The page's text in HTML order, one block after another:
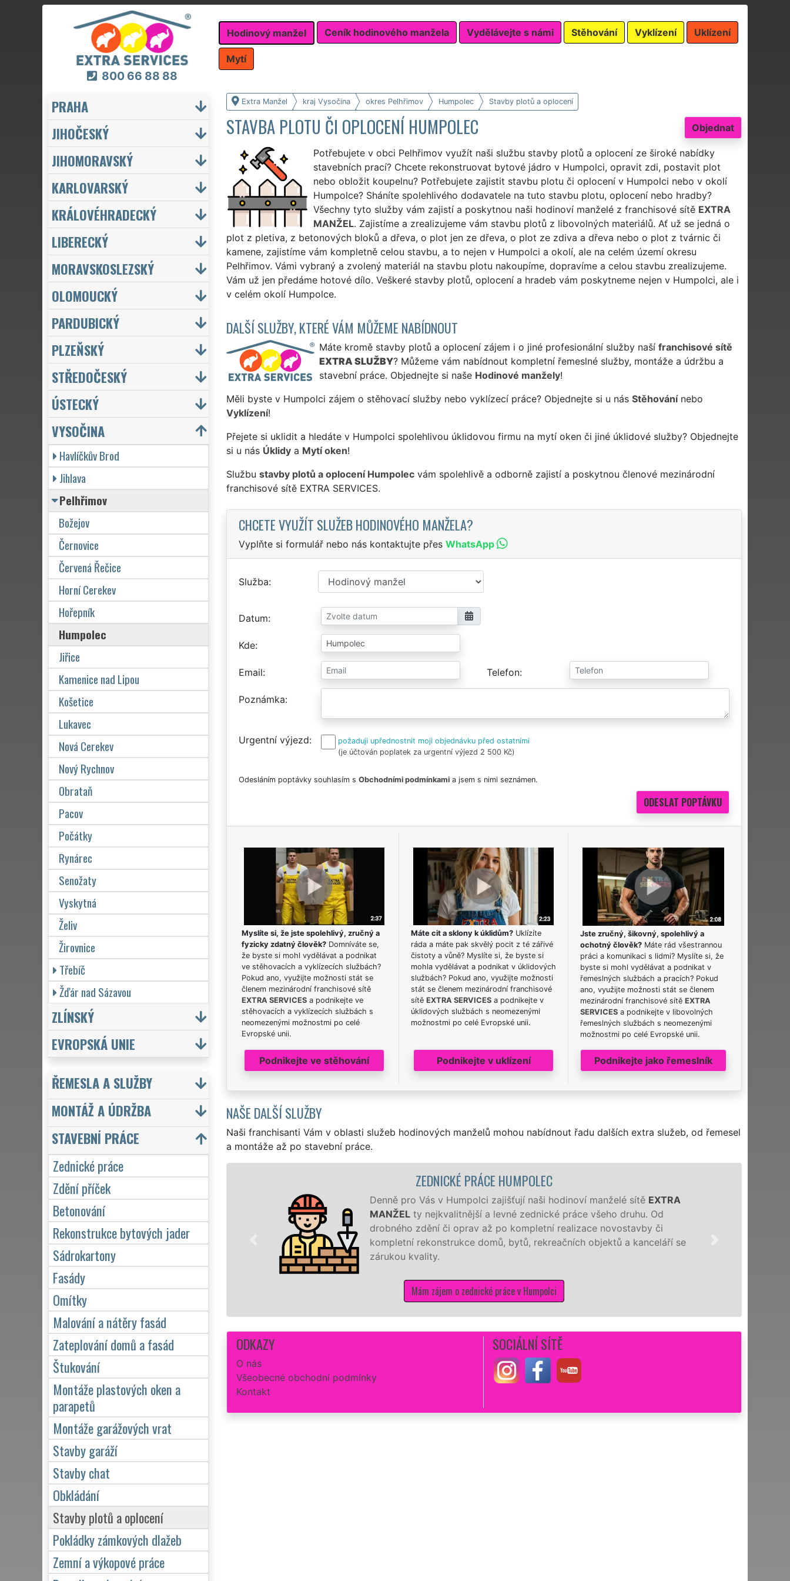
800 66 88 88
Hodinový manžel Ceník hodinového manžela Vydělávejte s námi Stěhování Vyklízení Uklízení
Mytí
Extra Manžel kraj Vysočina okres Pelhřimov Humpolec Stavby plotů a oplocení
Objednat
STAVBA PLOTU ČI OPLOCENÍ HUMPOLEC
Potřebujete v obci Pelhřimov využít naši službu stavby plotů a oplocení ze široké nabídky
stavebních prací? Chcete rekonstruovat bytové jádro v Humpolci, opravit zdi, postavit plot
nebo obložit koupelnu? Potřebujete zajistit stavbu plotu či oplocení v Humpolci nebo v okolí
Humpolce? Sháníte spolehlivého dodavatele na tuto stavbu plotu, oplocení nebo hradby?
Všechny tyto služby vám zajistí a poskytnou naši hodinoví manželé z franchisové sítě EXTRA
MANŽEL. Zajistíme a zrealizujeme vám stavbu plotů z libovolných materiálů. Ať už se jedná o
plot z pletiva, z betonových bloků a dřeva, o plot jen ze dřeva, o plot ze zdiva a dřeva nebo o plot z tvárnic či
kamene, zajistíme vám kompletně celou stavbu, a to nejen v Humpolci a okolí, ale na celém území okresu
Pelhřimov. Vámi vybraný a zvolený materiál na stavbu plotu nakoupíme, dopravíme a celou stavbu zrealizujeme.
Vám už jen předáme hotové dílo. Veškeré stavby plotů, oplocení a hradeb vám poskytneme nejen v Humpolci, ale i
v celém okolí Humpolce.
DALŠÍ SLUŽBY, KTERÉ VÁM MŮŽEME NABÍDNOUT
Máte kromě stavby plotů a oplocení zájem i o jiné profesionální služby naší franchisové sítě
EXTRA SLUŽBY? Můžeme vám nabídnout kompletní řemeslné služby, montáže a údržbu a
stavební práce. Objednejte si naše Hodinové manžely!
Měli byste v Humpolci zájem o stěhovací služby nebo vyklízecí práce? Objednejte si u nás Stěhovánínebo
Vyklízení!
Přejete si uklidit a hledáte v Humpolci spolehlivou úklidovou firmu na mytí oken či jiné úklidové služby? Objednejte
si u nás Úklidya Mytí oken!
Službu stavby plotů a oplocení Humpolecvám spolehlivě a odborně zajistí a poskytnou členové mezinárodní
franchisové sítě EXTRA SERVICES.
CHCETE VYUŽÍT SLUŽEB HODINOVÉHO MANŽELA?
Vyplňte si formulář nebo nás kontaktujte přes WhatsApp
Služba
Datum
Kde
Email Telefon
Poznámka
Urgentní výjezd
požaduji upřednostnit moji objednávku před ostatními
(je účtován poplatek za urgentní výjezd 2 500 Kč)
Odesláním poptávky souhlasím s Obchodními podmínkamia jsem s nimi seznámen.
Myslíte si, že jste spolehlivý, zručný a
fyzicky zdatný člověk?Domníváte se,
že byste si mohl vydělávat a podnikat
ve stěhovacích a vyklízecích službách?
Pokud ano, využijte možnosti stát se
členem mezinárodní franchisové sítě
EXTRA SERVICESa podnikejte ve
stěhovacích a vyklízecích službách s
neomezenými možnostmi po celé
Evropské unii.
Podnikejte ve stěhování
Máte cit a sklony k úklidům?Uklízíte
ráda a máte pak skvělý pocit z té zářivé
čistoty a vůně? Myslíte si, že byste si
mohla vydělávat a podnikat v úklidových
službách? Pokud ano, využijte možnosti
stát se členem mezinárodní franchisové
sítě EXTRA SERVICESa podnikejte v
úklidových službách s neomezenými
možnostmi po celé Evropské unii.
Podnikejte v uklízení
Jste zručný, šikovný, spolehlivý a
ochotný člověk? Máte rád všestrannou
práci a komunikaci s lidmi? Myslíte si, že
byste si mohl vydělávat a podnikat v
řemeslných službách a pracích? Pokud
ano, využijte možnosti stát se členem
mezinárodní franchisové sítěEXTRA
SERVICES a podnikejte v libovolných
řemeslných službách s neomezenými
možnostmi po celé Evropské unii.
Podnikejte jako řemeslník
NAŠE DALŠÍ SLUŽBY
Naši franchisanti Vám v oblasti služeb hodinových manželů mohou nabídnout řadu dalších extra služeb, od řemesel
a montáže až po stavební práce.
ZEDNICKÉ PRÁCE HUMPOLEC
Denně pro Vás v Humpolci zajišťují naši hodinoví manželé sítě EXTRA
MANŽELty nejkvalitnější a levné zednické práce všeho druhu. Od
drobného zdění či oprav až po kompletní realizace novostavby či
kompletní rekonstrukce domů, bytů, rekreačních objektů a kanceláří se
zárukou kvality.
Mám zájem o zednické práce v Humpolci
ODKAZY
O nás
Všeobecné obchodní podmínky
Kontakt
SOCIÁLNÍ SÍTĚ
PRAHA
JIHOČESKÝ
JIHOMORAVSKÝ
KARLOVARSKÝ
KRÁLOVÉHRADECKÝ
LIBERECKÝ
MORAVSKOSLEZSKÝ
OLOMOUCKÝ
PARDUBICKÝ
PLZEŇSKÝ
STŘEDOČESKÝ
ÚSTECKÝ
VYSOČINA
Havlíčkův Brod
Jihlava
Pelhřimov
Božejov
Černovice
Červená Řečice
Horní Cerekev
Hořepník
Humpolec
Jiřice
Kamenice nad Lipou
Košetice
Lukavec
Nová Cerekev
Nový Rychnov
Obrataň
Pacov
Počátky
Rynárec
Senožaty
Vyskytná
Želiv
Žirovnice
Třebíč
Žďár nad Sázavou
ZLÍNSKÝ
EVROPSKÁ UNIE
ŘEMESLA A SLUŽBY
MONTÁŽ A ÚDRŽBA
STAVEBNÍ PRÁCE
Zednické práce
Zdění příček
Betonování
Rekonstrukce bytových jader
Sádrokartony
Fasády
Omítky
Malování a nátěry fasád
Zateplování domů a fasád
Štukování
Montáže plastových oken a
parapetů
Montáže garážových vrat
Stavby garáží
Stavby chat
Obkládání
Stavby plotů a oplocení
Pokládky zámkových dlažeb
Zemní a výkopové práce